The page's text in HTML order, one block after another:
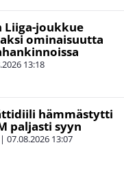
Liiga-joukkue
ominaisuutta
13:18
hämmästytti
paljasti syyn
| 07.08.2026 13:07